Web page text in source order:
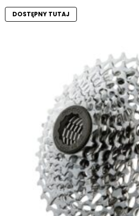
DOSTĘPNY TUTAJ